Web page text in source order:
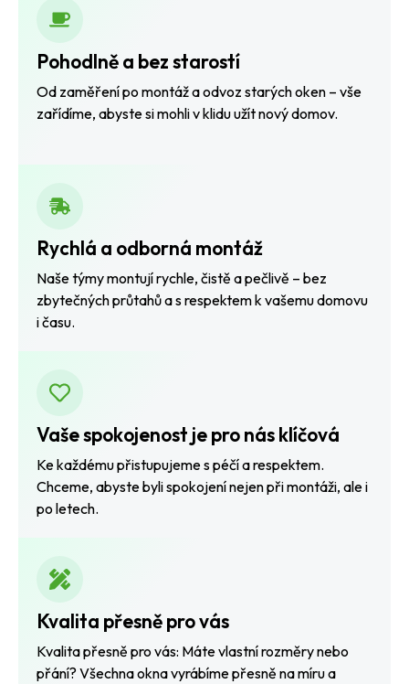
Pohodlně a bez starostí
Od zaměření po montáž a odvoz starých oken – vše
zařídíme, abyste si mohli v klidu užít nový domov.
Rychlá a odborná montáž
Naše týmy montují rychle, čistě a pečlivě – bez
zbytečných průtahů a s respektem k vašemu domovu
i času.
Vaše spokojenost je pro nás klíčová
Ke každému přistupujeme s péčí a respektem.
Chceme, abyste byli spokojení nejen při montáži, ale i
po letech.
Kvalita přesně pro vás
Kvalita přesně pro vás: Máte vlastní rozměry nebo
přání? Všechna okna vyrábíme přesně na míru a